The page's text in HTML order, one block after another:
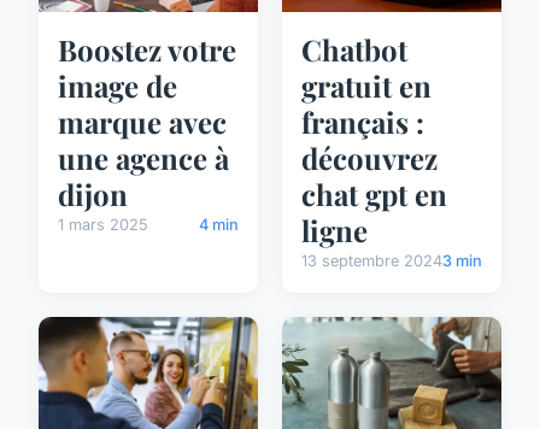
Boostez votre
image de
marque avec
une agence à
dijon
1 mars 2025 4 min
Chatbot
gratuit en
français :
découvrez
chat gpt en
ligne
13 septembre 20243 min